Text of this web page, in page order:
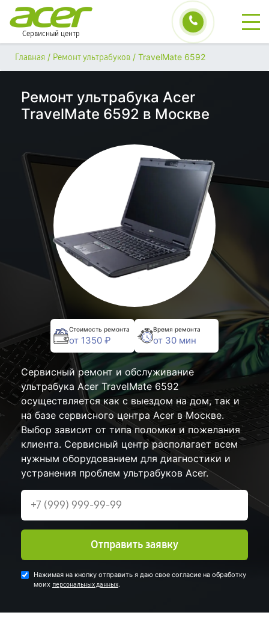
Сервисный центр
Главная / Ремонт ультрабуков / TravelMate 6592
Ремонт ультрабука Acer
TravelMate 6592 в Москве
Стоимость ремонта
от 1350 ₽
Время ремонта
от 30 мин
Сервисный ремонт и обслуживание
ультрабука Acer TravelMate 6592
осуществляется как с выездом на дом, так и
на базе сервисного центра Acer в Москве.
Выбор зависит от типа поломки и пожелания
клиента. Сервисный центр располагает всем
нужным оборудованием для диагностики и
устранения проблем ультрабуков Acer.
Отправить заявку
Нажимая на кнопку отправить я даю свое согласие на обработку
моих персональных данных.